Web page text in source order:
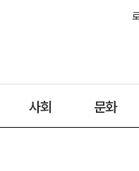
사회 문화